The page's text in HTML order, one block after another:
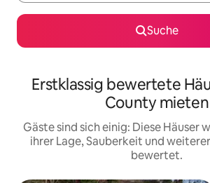
Suche
Erstklassig bewertete
County mieten
Gäste sind sich einig: Diese Häuser
ihrer Lage, Sauberkeit und
bewertet.